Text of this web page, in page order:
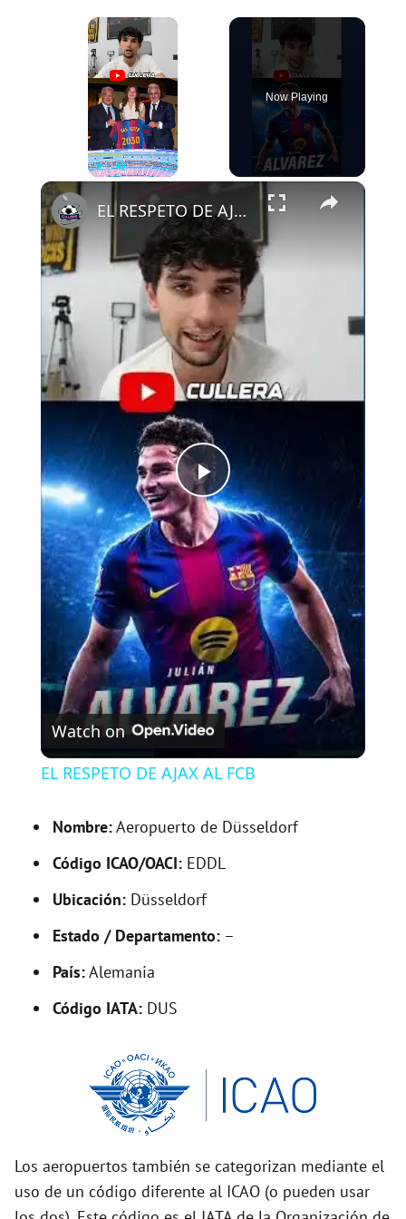
×
Now Playing
×
P
l
a
y
V
i
d
e
o
EL RESPETO DE AJAX AL FCB
Watch on
EL RESPETO DE AJAX AL FCB
Nombre:Aeropuerto de Düsseldorf
Código ICAO/OACI: EDDL
Ubicación: Düsseldorf
Estado / Departamento: –
País:Alemania
Código IATA: DUS
Los aeropuertos también se categorizan mediante el
uso de un código diferente al ICAO (o pueden usar